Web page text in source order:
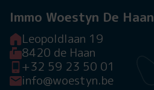
Immo Woestyn De Haan
Leopoldlaan 19
8420 de Haan
+32 59 23 50 01
info@woestyn.be